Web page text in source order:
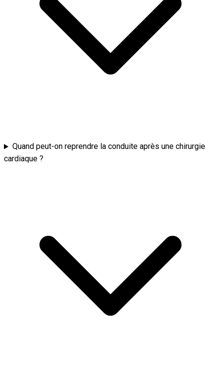
Quand peut-on reprendre la conduite après une chirurgie
cardiaque ?